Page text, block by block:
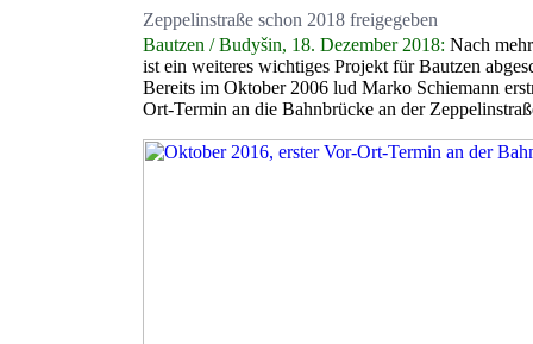
Zeppelinstraße schon 2018 freigegeben
Bautzen / Budyšin, 18. Dezember 2018: Nach
ist ein weiteres wichtiges Projekt für Bautzen
Bereits im Oktober 2006 lud Marko Schiemann
Ort-Termin an die Bahnbrücke an der